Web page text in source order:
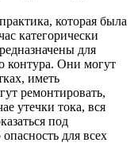
которая была
категорически
для
контура. Они могут
иметь
ремонтировать,
утечки тока, вся
под
для всех